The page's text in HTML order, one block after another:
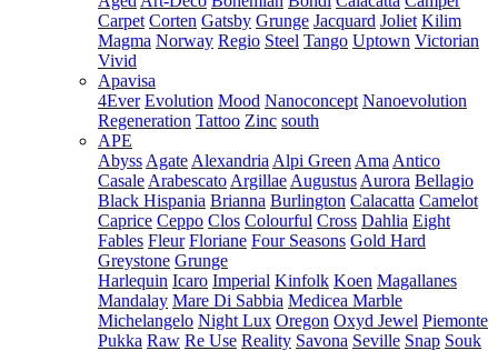
Carpet Corten Gatsby Grunge Jacquard Joliet Kilim
Magma Norway Regio Steel Tango Uptown Victorian
Vivid
Apavisa
4Ever Evolution Mood Nanoconcept Nanoevolution
Regeneration Tattoo Zinc south
APE
Abyss Agate Alexandria Alpi Green Ama Antico
Casale Arabescato Argillae Augustus Aurora Bellagio
Black Hispania Brianna Burlington Calacatta Camelot
Caprice Ceppo Clos Colourful Cross Dahlia Eight
Fables Fleur Floriane Four Seasons Gold Hard
Greystone Grunge
Harlequin Icaro Imperial Kinfolk Koen Magallanes
Mandalay Mare Di Sabbia Medicea Marble
Michelangelo Night Lux Oregon Oxyd Jewel Piemonte
Pukka Raw Re Use Reality Savona Seville Snap Souk